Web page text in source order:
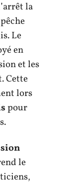
la
Le
en
et les
Cette
lors
pour
le